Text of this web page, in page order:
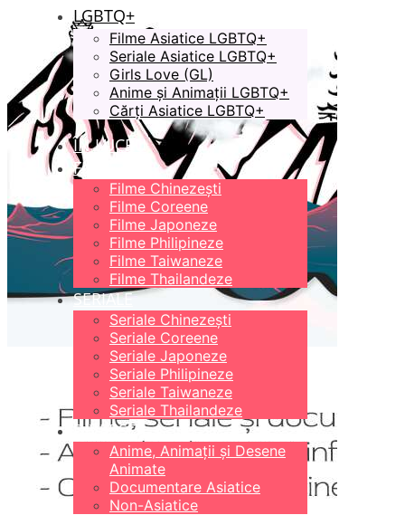
LGBTQ+
Filme Asiatice LGBTQ+
Seriale Asiatice LGBTQ+
Girls Love (GL)
Anime și Animații LGBTQ+
Cărți Asiatice LGBTQ+
ÎN LUCRU
FILME
Filme Chinezești
Filme Coreene
Filme Japoneze
Filme Philipineze
Filme Taiwaneze
Filme Thailandeze
SERIALE
Seriale Chinezești
Seriale Coreene
Seriale Japoneze
Seriale Philipineze
Seriale Taiwaneze
Seriale Thailandeze
DIVERSE
Anime, Animații și Desene
Animate
Documentare Asiatice
Non-Asiatice